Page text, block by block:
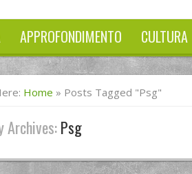
APPROFONDIMENTO CULTURA
Home » Posts Tagged "psg"
Archives:Psg